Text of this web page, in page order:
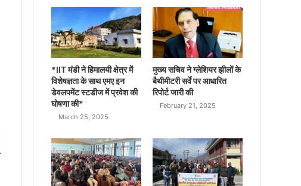
*IIT मंडी ने हिमालयी क्षेत्र में
विशेषज्ञता के साथ एमए इन
डेवलपमेंट स्टडीज में प्रवेश की
घोषणा की*
March 25, 2025
मुख्य सचिव ने ग्लेशियर झीलों के
बैथीमीटरी सर्वे पर आधारित
रिपोर्ट जारी की
February 21, 2025